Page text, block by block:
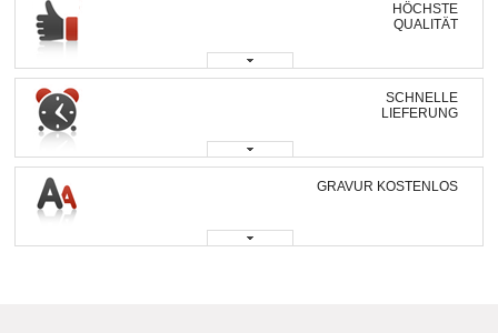
HÖCHSTE
QUALITÄT
SCHNELLE
LIEFERUNG
GRAVUR KOSTENLOS